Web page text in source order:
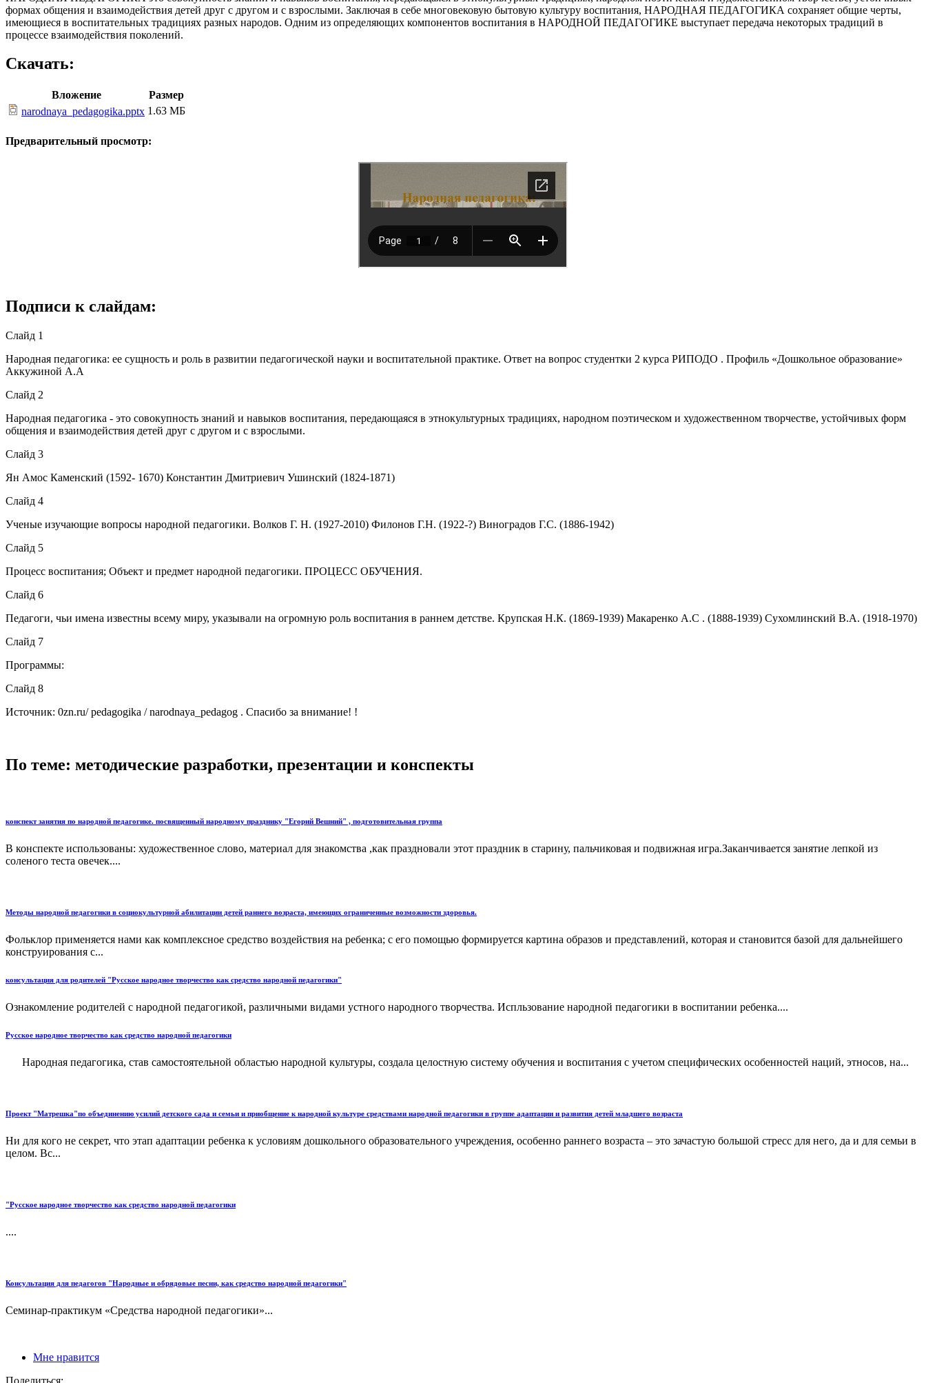
формах общения и взаимодействия детей друг с другом и с взрослыми. Заключая в себе многовековую бытовую культуру воспитания, НАРОДНАЯ ПЕДАГОГИКА сохраняет общие черты,
имеющиеся в воспитательных традициях разных народов. Одним из определяющих компонентов воспитания в НАРОДНОЙ ПЕДАГОГИКЕ выступает передача некоторых традиций в
процессе взаимодействия поколений.
Скачать:
Вложение
Размер
narodnaya_pedagogika.pptx 1.63 МБ
Предварительный просмотр:
Подписи к слайдам:
Слайд 1
Народная педагогика: ее сущность и роль в развитии педагогической науки и воспитательной практике. Ответ на вопрос студентки 2 курса РИПОДО . Профиль «Дошкольное образование»
Аккужиной А.А
Слайд 2
Народная педагогика - это совокупность знаний и навыков воспитания, передающаяся в этнокультурных традициях, народном поэтическом и художественном творчестве, устойчивых форм
общения и взаимодействия детей друг с другом и с взрослыми.
Слайд 3
Ян Амос Каменский (1592- 1670) Константин Дмитриевич Ушинский (1824-1871)
Слайд 4
Ученые изучающие вопросы народной педагогики. Волков Г. Н. (1927-2010) Филонов Г.Н. (1922-?) Виноградов Г.С. (1886-1942)
Слайд 5
Процесс воспитания; Объект и предмет народной педагогики. ПРОЦЕСС ОБУЧЕНИЯ.
Слайд 6
Педагоги, чьи имена известны всему миру, указывали на огромную роль воспитания в раннем детстве. Крупская Н.К. (1869-1939) Макаренко А.С . (1888-1939) Сухомлинский В.А. (1918-1970)
Слайд 7
Программы:
Слайд 8
Источник: 0zn.ru/ pedagogika / narodnaya_pedagog . Спасибо за внимание! !
По теме: методические разработки, презентации и конспекты
конспект занятия по народной педагогике. посвященный народному празднику "Егорий Вешний" , подготовительная группа
В конспекте использованы: художественное слово, материал для знакомства ,как праздновали этот праздник в старину, пальчиковая и подвижная игра.Заканчивается занятие лепкой из
соленого теста овечек....
Методы народной педагогики в социокультурной абилитации детей раннего возраста, имеющих ограниченные возможности здоровья.
Фольклор применяется нами как комплексное средство воздействия на ребенка; с его помощью формируется картина образов и представлений, которая и становится базой для дальнейшего
конструирования с...
консультация для родителей "Русское народное творчество как средство народной педагогики"
Ознакомление родителей с народной педагогикой, различными видами устного народного творчества. Испльзование народной педагогики в воспитании ребенка....
Русское народное творчество как средство народной педагогики
Народная педагогика, став самостоятельной областью народной культуры, создала целостную систему обучения и воспитания с учетом специфических особенностей наций, этносов, на...
Проект "Матрешка"по объединению усилий детского сада и семьи и приобщение к народной культуре средствами народной педагогики в группе адаптации и развития детей младшего возраста
Ни для кого не секрет, что этап адаптации ребенка к условиям дошкольного образовательного учреждения, особенно раннего возраста – это зачастую большой стресс для него, да и для семьи в
целом. Вс...
"Русское народное творчество как средство народной педагогики
....
Консультация для педагогов "Народные и обрядовые песни, как средство народной педагогики"
Семинар-практикум «Средства народной педагогики»...
Мне нравится
Поделиться: